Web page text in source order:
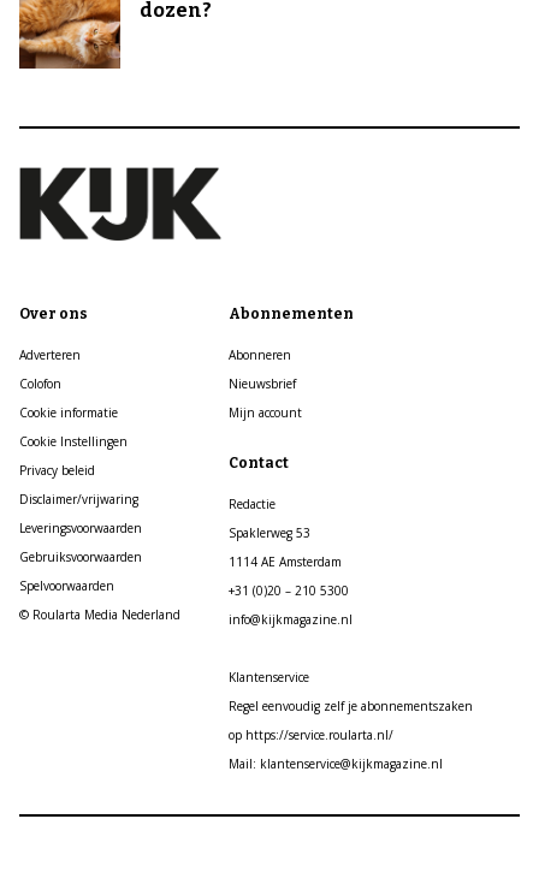
dozen?
Over ons
Adverteren
Colofon
Cookie informatie
Cookie Instellingen
Privacy beleid
Disclaimer/vrijwaring
Leveringsvoorwaarden
Gebruiksvoorwaarden
Spelvoorwaarden
© Roularta Media Nederland
Abonnementen
Abonneren
Nieuwsbrief
Mijn account
Contact
Redactie
Spaklerweg 53
1114 AE Amsterdam
+31 (0)20 – 210 5300
info@kijkmagazine.nl
Klantenservice
Regel eenvoudig zelf je abonnementszaken
op https://service.roularta.nl/
Mail: klantenservice@kijkmagazine.nl